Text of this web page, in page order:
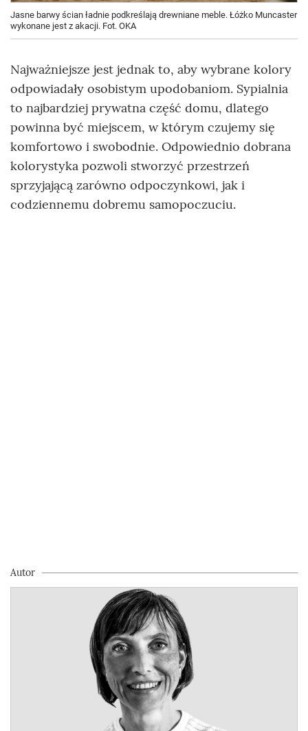
Jasne barwy ścian ładnie podkreślają drewniane meble. Łóżko Muncaster
wykonane jest z akacji. Fot. OKA
Najważniejsze jest jednak to, aby wybrane kolory
odpowiadały osobistym upodobaniom. Sypialnia
to najbardziej prywatna część domu, dlatego
powinna być miejscem, w którym czujemy się
komfortowo i swobodnie. Odpowiednio dobrana
kolorystyka pozwoli stworzyć przestrzeń
sprzyjającą zarówno odpoczynkowi, jak i
codziennemu dobremu samopoczuciu.
Autor